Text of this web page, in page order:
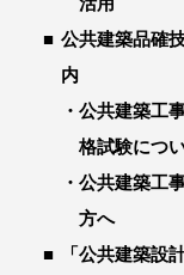
公共建築品確
内
公共建築工
格試験につ
公共建築工
方へ
「公共建築設